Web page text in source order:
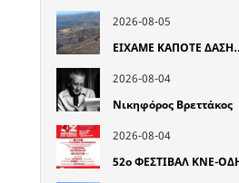
2026-08-05
ΕΙΧΑΜΕ ΚΑΠΟΤΕ
2026-08-04
Νικηφόρος Βρεττάκος
2026-08-04
52o ΦΕΣΤΙΒΑΛ ΚΝΕ-